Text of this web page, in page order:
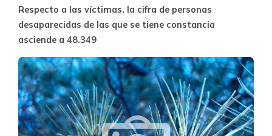
Respecto a las víctimas, la cifra de personas
desaparecidas de las que se tiene constancia
asciende a 48.349